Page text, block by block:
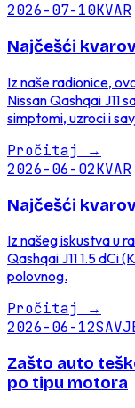
2026-07-10KVAR
Najčešći
Iz naše radionice,
Nissan Qashqai J11
simptomi, uzroci i
Pročitaj →
2026-06-02KVAR
Najčešći
Iz našeg iskustva u
Qashqai J11 1.5 dCi
polovnog.
Pročitaj →
2026-06-12
Zašto auto
po tipu motora